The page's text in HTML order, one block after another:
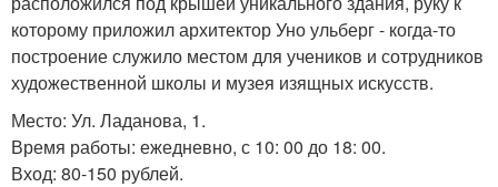
которому приложил архитектор Уно ульберг - когда-то
построение служило местом для учеников и сотрудников
художественной школы и музея изящных искусств.
Место: Ул. Ладанова, 1.
Время работы: ежедневно, с 10: 00 до 18: 00.
Вход: 80-150 рублей.